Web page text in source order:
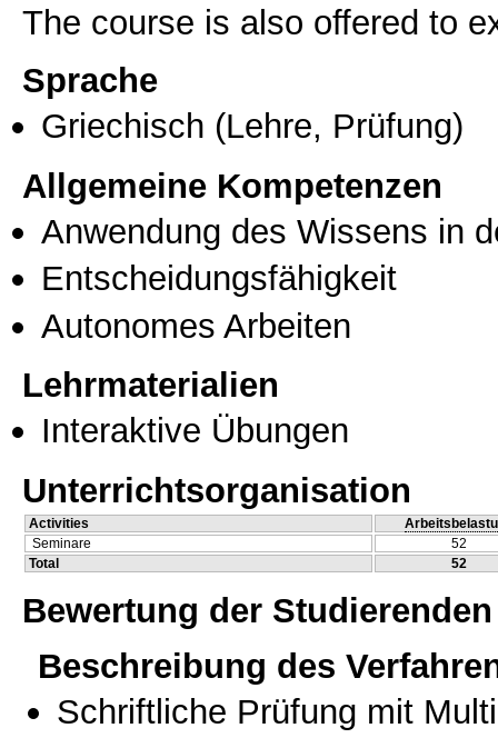
The course is also offered to
Sprache
Griechisch (Lehre, Prüfung)
Allgemeine Kompetenzen
Anwendung des Wissens in
Entscheidungsfähigkeit
Autonomes Arbeiten
Lehrmaterialien
Interaktive Übungen
Unterrichtsorganisation
Activities
Seminare
52
Total
52
Bewertung der Studierenden
Beschreibung des
Schriftliche Prüfung mit